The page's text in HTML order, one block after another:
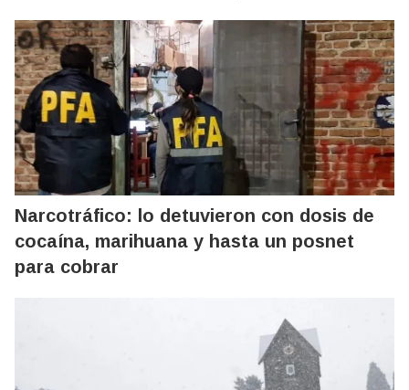
Narcotráfico: lo detuvieron con dosis de
cocaína, marihuana y hasta un posnet
para cobrar